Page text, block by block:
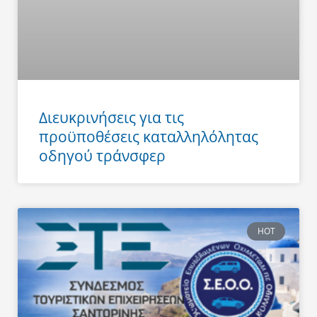
Διευκρινήσεις για τις
προϋποθέσεις καταλληλόλητας
οδηγού τράνσφερ
HOT